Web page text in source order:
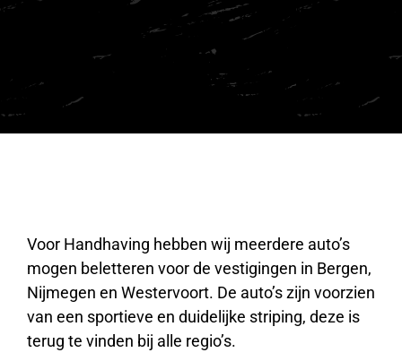
Voor Handhaving hebben wij meerdere auto’s
mogen beletteren voor de vestigingen in Bergen,
Nijmegen en Westervoort. De auto’s zijn voorzien
van een sportieve en duidelijke striping, deze is
terug te vinden bij alle regio’s.